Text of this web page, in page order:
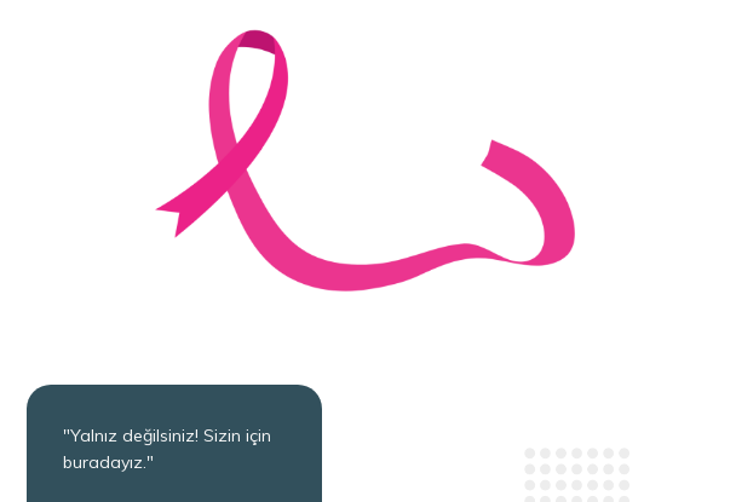
"Yalnız değilsiniz! Sizin için
buradayız."